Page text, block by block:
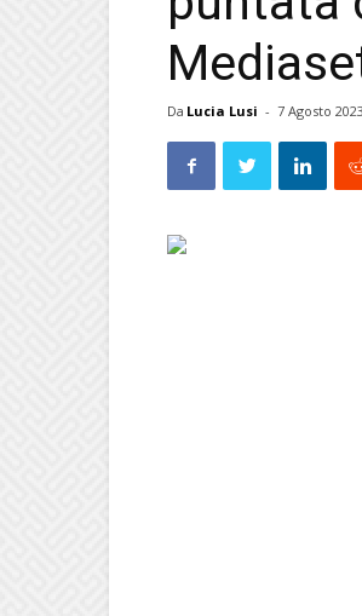
Da Lucia Lusi - 7 Agosto 2023